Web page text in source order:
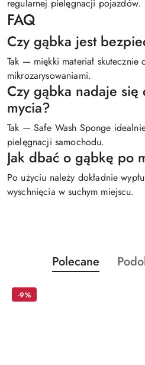
regularnej pielęgnacji pojazdów.
FAQ
Czy gąbka jest
Tak — miękki materiał skutecznie
mikrozarysowaniami.
Czy gąbka nadaje
mycia?
Tak — Safe Wash Sponge
pielęgnacji samochodu.
Jak dbać o gąbkę po
Po użyciu należy dokładnie
wyschnięcia w suchym miejscu.
Pomiń karuzelę
Produkty
o
Polecane
-9%